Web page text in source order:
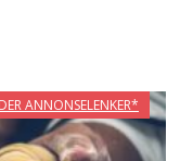
ANNONSELENKER*